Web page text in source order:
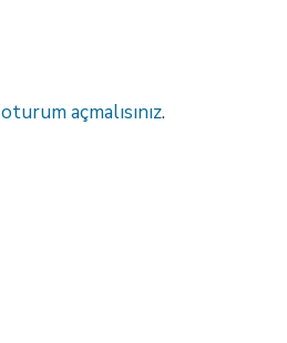
oturum açmalısınız.